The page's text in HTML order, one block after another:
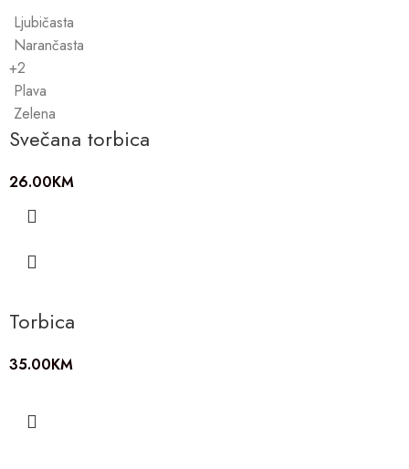
Ljubičasta
Narančasta
+2
Plava
Zelena
Svečana torbica
26.00KM
Torbica
35.00KM